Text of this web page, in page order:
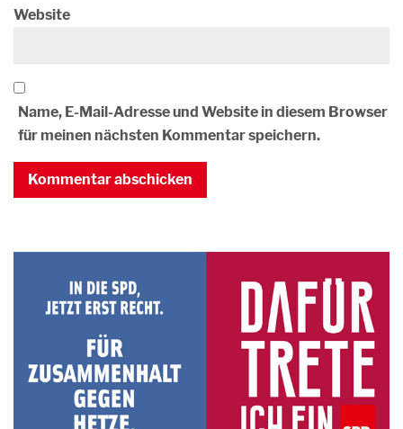
Website
Name, E-Mail-Adresse und Website in diesem Browser
für meinen nächsten Kommentar speichern.